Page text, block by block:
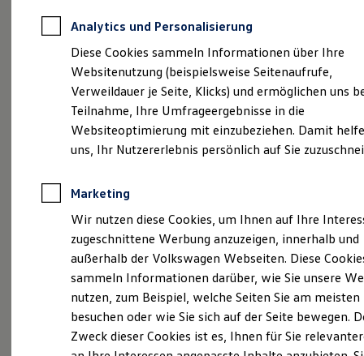
Autokredit mit Schlussrate
Versicherungen und Garantien
Kfz-Versicherung
Restschuldversicherungen
Garantien
Wartungsverträge
Geschäftskunden
Professional Class bei Volkswagen
Großkunden
Behörden
Anpfiff zum Gewinn
Elektroautos
ID. Tutorials
Elektrofahrzeugkonzepte
Reichweite
Reichweite der ID. Modelle
Reichweite im Winter
Laden
Impressum & Rechtliches)
Was ist der Economy Service
Analytics und Personalisierung
Diese Cookies sammeln Informationen über Ihre
Websitenutzung (beispielsweise Seitenaufrufe,
Verweildauer je Seite, Klicks) und ermöglichen uns
Teilnahme, Ihre Umfrageergebnisse in die
Websiteoptimierung mit einzubeziehen. Damit
uns, Ihr Nutzererlebnis persönlich auf Sie
Marketing
Wir nutzen diese Cookies, um Ihnen auf Ihre
zugeschnittene Werbung anzuzeigen, innerhalb und
außerhalb der Volkswagen Webseiten. Diese
sammeln Informationen darüber, wie Sie unsere
nutzen, zum Beispiel, welche Seiten Sie am meisten
besuchen oder wie Sie sich auf der Seite bewegen.
Zweck dieser Cookies ist es, Ihnen für Sie